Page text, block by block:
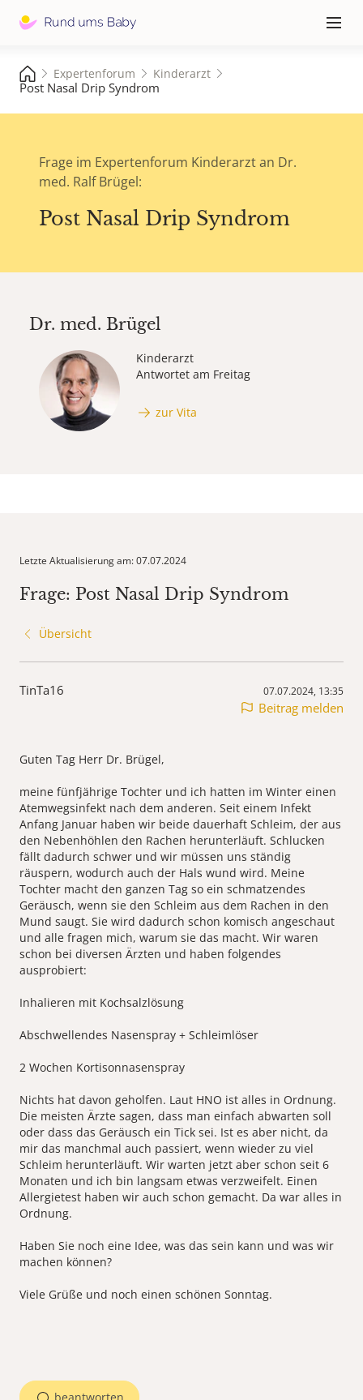
≡
Expertenforum Kinderarzt
Post Nasal Drip Syndrom
Frage im Expertenforum Kinderarzt an Dr.
med. Ralf Brügel:
Post Nasal Drip Syndrom
Dr. med. Brügel
Kinderarzt
Antwortet am Freitag
zur Vita
Letzte Aktualisierung am: 07.07.2024
Frage: Post Nasal Drip Syndrom
Übersicht
TinTa16 07.07.2024, 13:35
Beitrag melden
Guten Tag Herr Dr. Brügel,
meine fünfjährige Tochter und ich hatten im Winter einen
Atemwegsinfekt nach dem anderen. Seit einem Infekt
Anfang Januar haben wir beide dauerhaft Schleim, der aus
den Nebenhöhlen den Rachen herunterläuft. Schlucken
fällt dadurch schwer und wir müssen uns ständig
räuspern, wodurch auch der Hals wund wird. Meine
Tochter macht den ganzen Tag so ein schmatzendes
Geräusch, wenn sie den Schleim aus dem Rachen in den
Mund saugt. Sie wird dadurch schon komisch angeschaut
und alle fragen mich, warum sie das macht. Wir waren
schon bei diversen Ärzten und haben folgendes
ausprobiert:
Inhalieren mit Kochsalzlösung
Abschwellendes Nasenspray + Schleimlöser
2 Wochen Kortisonnasenspray
Nichts hat davon geholfen. Laut HNO ist alles in Ordnung.
Die meisten Ärzte sagen, dass man einfach abwarten soll
oder dass das Geräusch ein Tick sei. Ist es aber nicht, da
mir das manchmal auch passiert, wenn wieder zu viel
Schleim herunterläuft. Wir warten jetzt aber schon seit 6
Monaten und ich bin langsam etwas verzweifelt. Einen
Allergietest haben wir auch schon gemacht. Da war alles in
Ordnung.
Haben Sie noch eine Idee, was das sein kann und was wir
machen können?
Viele Grüße und noch einen schönen Sonntag.